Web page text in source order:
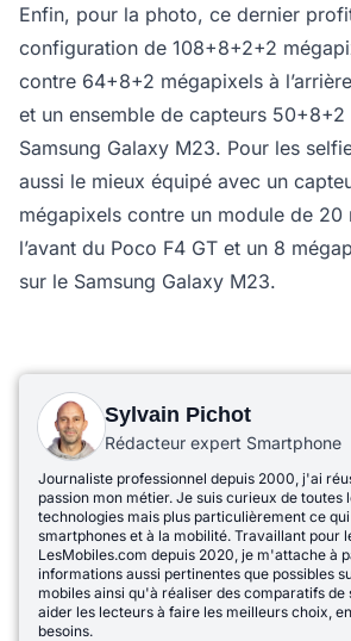
Enfin, pour la photo, ce dernier
configuration de 108+8+2+2
contre 64+8+2 mégapixels à
et un ensemble de capteurs
Samsung Galaxy M23. Pour les
aussi le mieux équipé avec un
mégapixels contre un module de 20
l’avant du Poco F4 GT et un 8
sur le Samsung Galaxy M23.
Sylvain Pichot
Rédacteur expert Smartphone
Journaliste professionnel depuis 2000, j'ai
passion mon métier. Je suis curieux de toutes
technologies mais plus particulièrement ce
smartphones et à la mobilité. Travaillant pour
LesMobiles.com depuis 2020, je m'attache à
informations aussi pertinentes que possibles
mobiles ainsi qu'à réaliser des comparatifs de
aider les lecteurs à faire les meilleurs choix,
besoins.